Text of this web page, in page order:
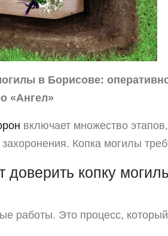
в Борисове:
«Ангел»
включает множество этапов,
захоронения. Копка могилы
доверить копку
работы. Это процесс, который